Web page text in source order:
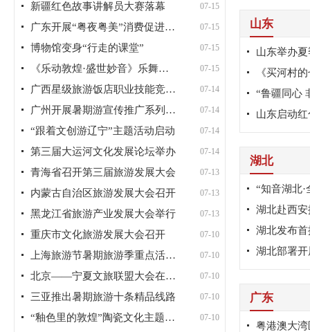
新疆红色故事讲解员大赛落幕 07-15
广东开展“粤夜粤美”消费促进活动 07-15
博物馆变身“行走的课堂” 07-15
《乐动敦煌·盛世妙音》乐舞诗画... 07-15
广西星级旅游饭店职业技能竞赛落幕 07-14
广州开展暑期游宣传推广系列活动 07-14
“跟着文创游辽宁”主题活动启动 07-14
第三届大运河文化发展论坛举办 07-14
青海省召开第三届旅游发展大会 07-13
内蒙古自治区旅游发展大会召开 07-13
黑龙江省旅游产业发展大会举行 07-13
重庆市文化旅游发展大会召开 07-10
上海旅游节暑期旅游季重点活动发布 07-10
北京——宁夏文旅联盟大会在京举办 07-10
三亚推出暑期旅游十条精品线路 07-10
“釉色里的敦煌”陶瓷文化主题特... 07-10
山东
山东举办
“鲁疆同心
山东启动
湖北
“知音湖北
湖北赴西
广东
粤港澳大